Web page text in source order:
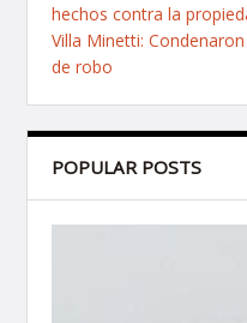
hechos contra la
Villa Minetti:
de robo
POPULAR POSTS